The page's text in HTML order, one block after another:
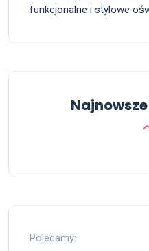
funkcjonalne i stylowe
Polecamy: